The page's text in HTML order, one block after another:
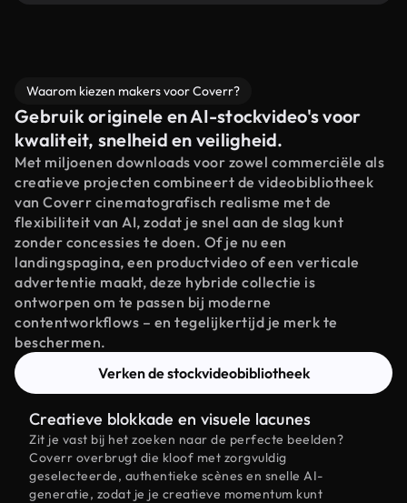
Waarom kiezen makers voor Coverr?
Gebruik originele en AI-stockvideo's voor
kwaliteit, snelheid en veiligheid.
Met miljoenen downloads voor zowel commerciële als
creatieve projecten combineert de videobibliotheek
van Coverr cinematografisch realisme met de
flexibiliteit van AI, zodat je snel aan de slag kunt
zonder concessies te doen. Of je nu een
landingspagina, een productvideo of een verticale
advertentie maakt, deze hybride collectie is
ontworpen om te passen bij moderne
contentworkflows – en tegelijkertijd je merk te
beschermen.
Verken de stockvideobibliotheek
Creatieve blokkade en visuele lacunes
Zit je vast bij het zoeken naar de perfecte beelden?
Coverr overbrugt die kloof met zorgvuldig
geselecteerde, authentieke scènes en snelle AI-
generatie, zodat je je creatieve momentum kunt